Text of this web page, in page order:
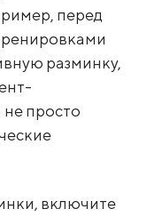
перед
разминку,
не просто
включите